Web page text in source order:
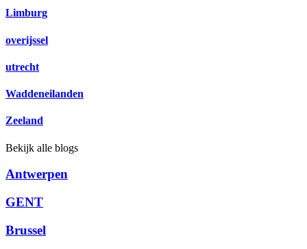
Limburg
overijssel
utrecht
Waddeneilanden
Zeeland
Bekijk alle blogs
Antwerpen
GENT
Brussel